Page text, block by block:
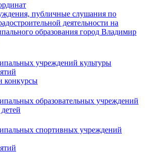
публичные слушания по
деятельности на
образования город Владимир
учреждений культуры
конкурсы
образовательных учреждений
спортивных учреждений